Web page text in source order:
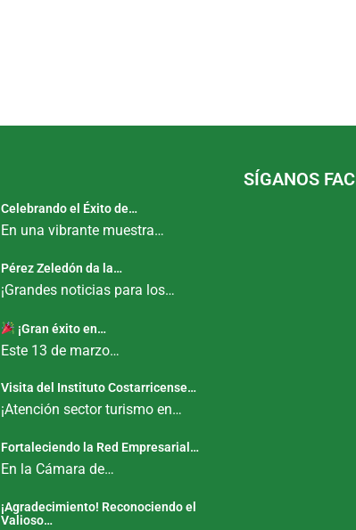
Celebrando el Éxito de…
En una vibrante muestra…
Pérez Zeledón da la…
¡Grandes noticias para los…
¡Gran éxito en…
Este 13 de marzo…
Visita del Instituto Costarricense…
¡Atención sector turismo en…
Fortaleciendo la Red Empresarial…
En la Cámara de…
¡Agradecimiento! Reconociendo el
Valioso…
SÍGANOS